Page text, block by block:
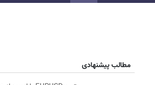
مطالب پیشنهادی